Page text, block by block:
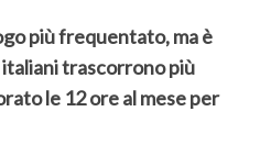
più frequentato,ma è
trascorrono più
le 12 ore al mese per